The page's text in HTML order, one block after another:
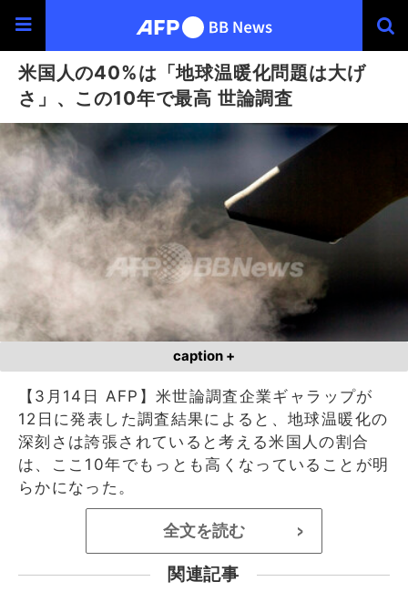
米国人の40%は「地球温暖化問題は大げ
さ」、この10年で最高 世論調査
caption +
【3月14日 AFP】米世論調査企業ギャラップが
12日に発表した調査結果によると、地球温暖化の
深刻さは誇張されていると考える米国人の割合
は、ここ10年でもっとも高くなっていることが明
らかになった。
全文を読む >
関連記事